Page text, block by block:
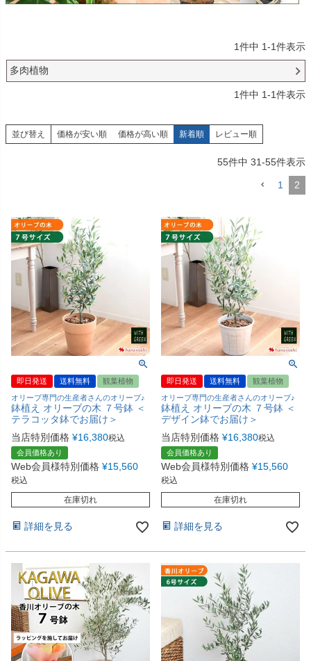
1件中 1-1件表示
多肉植物
1件中 1-1件表示
並び替え 価格が安い順 価格が高い順 新着順 レビュー順
55件中 31-55件表示
1 2
即日発送 送料無料
観葉植物
オリーブ専門の生産者さんのオリーブ♪
鉢植え オリーブの木 ７号鉢 ＜
テラコッタ鉢でお届け＞
当店特別価格 ¥16,380税込
会員価格あり
Web会員様特別価格 ¥15,560
税込
在庫切れ
詳細を見る
即日発送 送料無料
観葉植物
オリーブ専門の生産者さんのオリーブ♪
鉢植え オリーブの木 ７号鉢 ＜
デザイン鉢でお届け＞
当店特別価格 ¥16,380税込
会員価格あり
Web会員様特別価格 ¥15,560
税込
在庫切れ
詳細を見る